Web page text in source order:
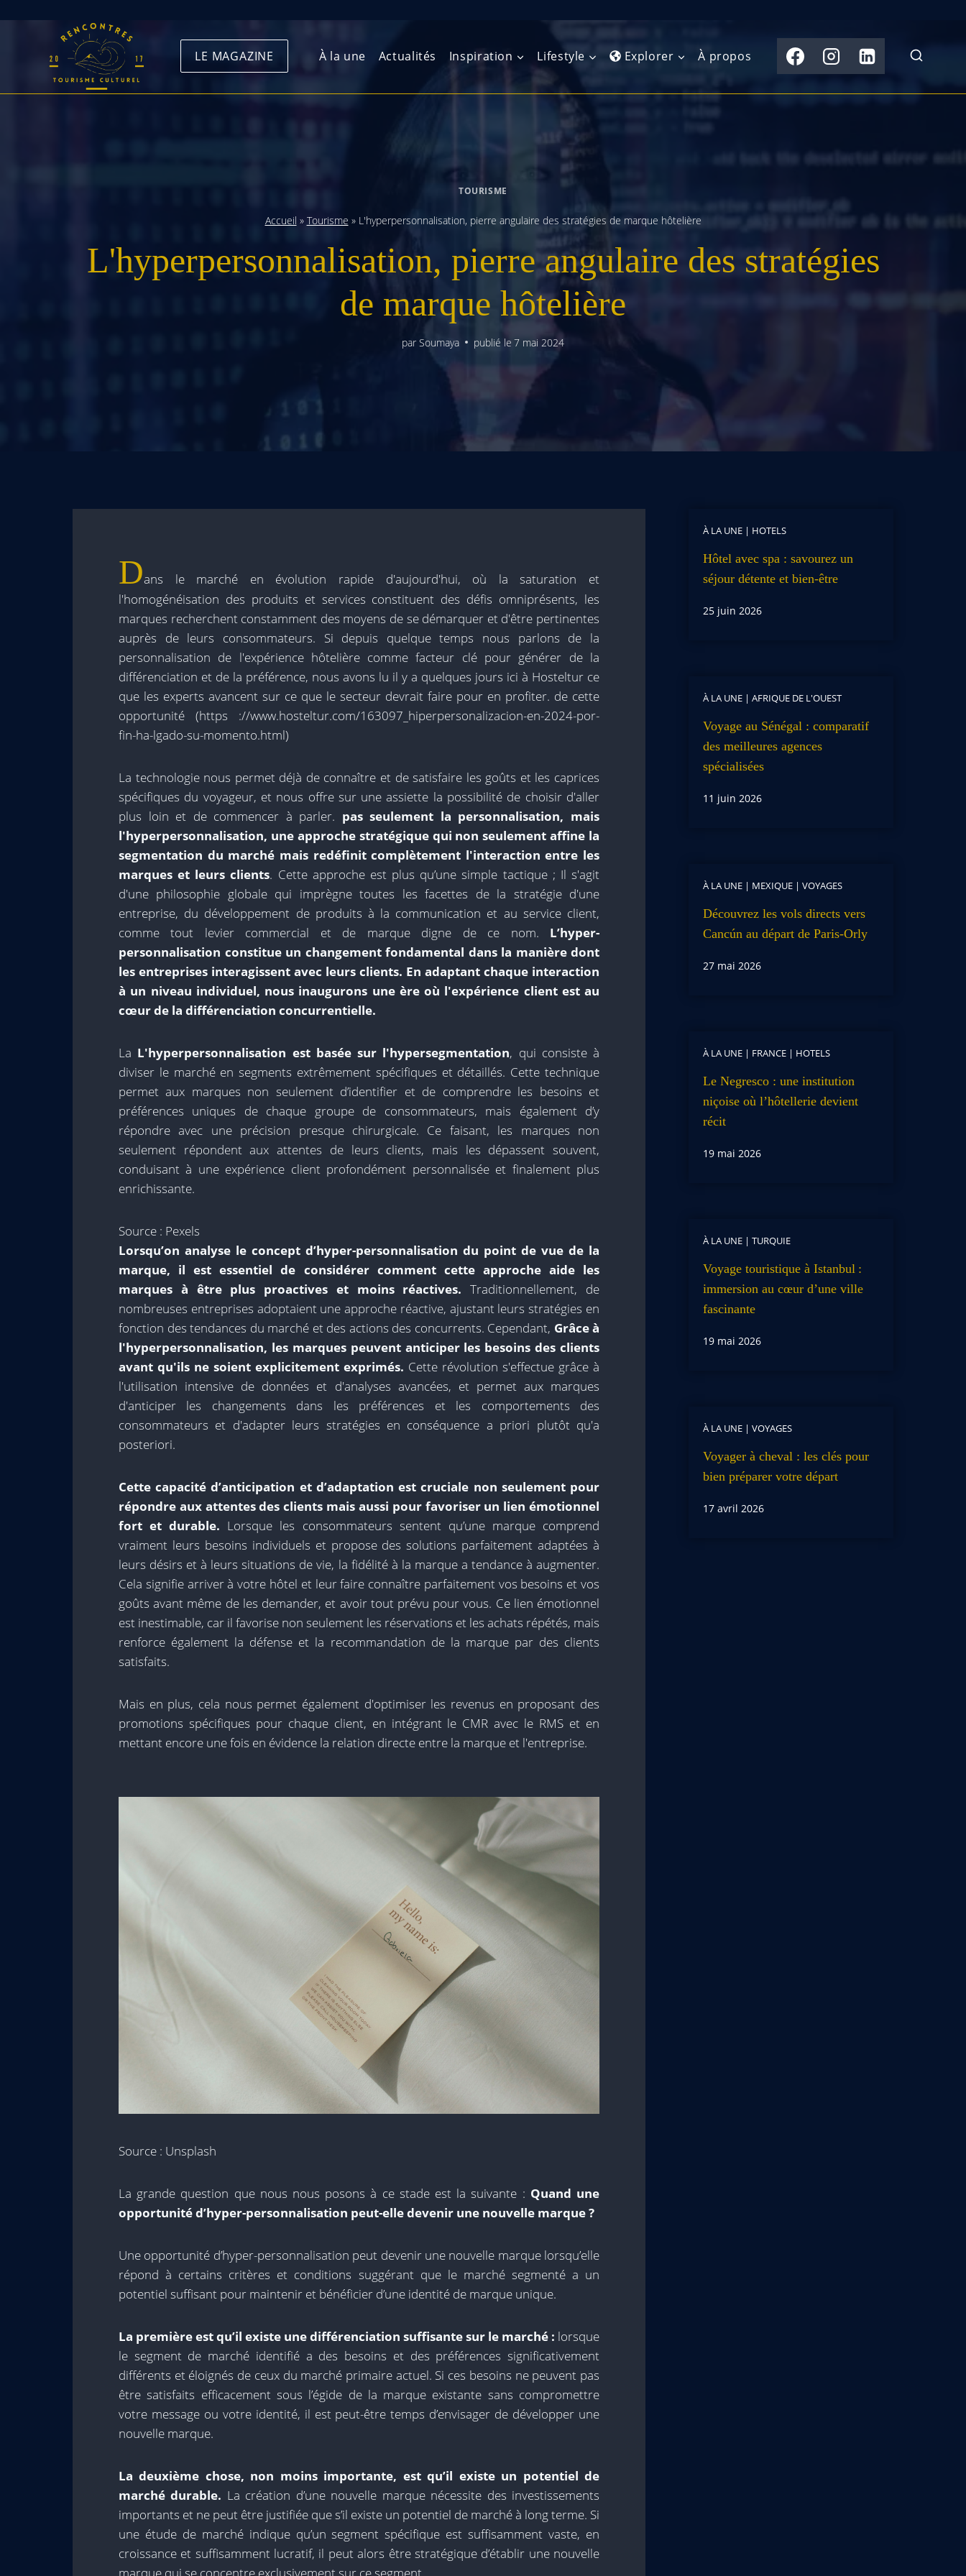
LE MAGAZINE À la une Actualités Inspiration Lifestyle Explorer
Balkans
Amérique du Nord
Amérique centrale
Amérique du Sud
Afrique de l’Est
Afrique australe Asie du Sud-Est
À propos
TOURISME
Accueil » Tourisme » L'hyperpersonnalisation, pierre angulaire des stratégies de marque hôtelière
L'hyperpersonnalisation, pierre angulaire des stratégies
de marque hôtelière
par Soumaya publié le 7 mai 2024
Dans le marché en évolution rapide d'aujourd'hui, où la saturation et
l'homogénéisation des produits et services constituent des défis omniprésents, les
marques recherchent constamment des moyens de se démarquer et d'être pertinentes
auprès de leurs consommateurs. Si depuis quelque temps nous parlons de la
personnalisation de l'expérience hôtelière comme facteur clé pour générer de la
différenciation et de la préférence, nous avons lu il y a quelques jours ici à Hosteltur ce
que les experts avancent sur ce que le secteur devrait faire pour en profiter. de cette
opportunité (https ://www.hosteltur.com/163097_hiperpersonalizacion-en-2024-por-
fin-ha-lgado-su-momento.html)
La technologie nous permet déjà de connaître et de satisfaire les goûts et les caprices
spécifiques du voyageur, et nous offre sur une assiette la possibilité de choisir d'aller
plus loin et de commencer à parler. pas seulement la personnalisation, mais
l'hyperpersonnalisation, une approche stratégique qui non seulement affine la
segmentation du marché mais redéfinit complètement l'interaction entre les
marques et leurs clients. Cette approche est plus qu’une simple tactique ; Il s'agit
d'une philosophie globale qui imprègne toutes les facettes de la stratégie d'une
entreprise, du développement de produits à la communication et au service client,
comme tout levier commercial et de marque digne de ce nom. L’hyper-
personnalisation constitue un changement fondamental dans la manière dont
les entreprises interagissent avec leurs clients. En adaptant chaque interaction
à un niveau individuel, nous inaugurons une ère où l'expérience client est au
cœur de la différenciation concurrentielle.
La L'hyperpersonnalisation est basée sur l'hypersegmentation, qui consiste à
diviser le marché en segments extrêmement spécifiques et détaillés. Cette technique
permet aux marques non seulement d’identifier et de comprendre les besoins et
préférences uniques de chaque groupe de consommateurs, mais également d’y
répondre avec une précision presque chirurgicale. Ce faisant, les marques non
seulement répondent aux attentes de leurs clients, mais les dépassent souvent,
conduisant à une expérience client profondément personnalisée et finalement plus
enrichissante.
Source : Pexels
Lorsqu’on analyse le concept d’hyper-personnalisation du point de vue de la
marque, il est essentiel de considérer comment cette approche aide les
marques à être plus proactives et moins réactives. Traditionnellement, de
nombreuses entreprises adoptaient une approche réactive, ajustant leurs stratégies en
fonction des tendances du marché et des actions des concurrents. Cependant, Grâce à
l'hyperpersonnalisation, les marques peuvent anticiper les besoins des clients
avant qu'ils ne soient explicitement exprimés. Cette révolution s'effectue grâce à
l'utilisation intensive de données et d'analyses avancées, et permet aux marques
d'anticiper les changements dans les préférences et les comportements des
consommateurs et d'adapter leurs stratégies en conséquence a priori plutôt qu'a
posteriori.
Cette capacité d’anticipation et d’adaptation est cruciale non seulement pour
répondre aux attentes des clients mais aussi pour favoriser un lien émotionnel
fort et durable. Lorsque les consommateurs sentent qu’une marque comprend
vraiment leurs besoins individuels et propose des solutions parfaitement adaptées à
leurs désirs et à leurs situations de vie, la fidélité à la marque a tendance à augmenter.
Cela signifie arriver à votre hôtel et leur faire connaître parfaitement vos besoins et vos
goûts avant même de les demander, et avoir tout prévu pour vous. Ce lien émotionnel
est inestimable, car il favorise non seulement les réservations et les achats répétés, mais
renforce également la défense et la recommandation de la marque par des clients
satisfaits.
Mais en plus, cela nous permet également d'optimiser les revenus en proposant des
promotions spécifiques pour chaque client, en intégrant le CMR avec le RMS et en
mettant encore une fois en évidence la relation directe entre la marque et l'entreprise.
Source : Unsplash
La grande question que nous nous posons à ce stade est la suivante : Quand une
opportunité d’hyper-personnalisation peut-elle devenir une nouvelle marque ?
Une opportunité d’hyper-personnalisation peut devenir une nouvelle marque lorsqu’elle
répond à certains critères et conditions suggérant que le marché segmenté a un
potentiel suffisant pour maintenir et bénéficier d’une identité de marque unique.
La première est qu’il existe une différenciation suffisante sur le marché : lorsque
le segment de marché identifié a des besoins et des préférences significativement
différents et éloignés de ceux du marché primaire actuel. Si ces besoins ne peuvent pas
être satisfaits efficacement sous l’égide de la marque existante sans compromettre
votre message ou votre identité, il est peut-être temps d’envisager de développer une
nouvelle marque.
La deuxième chose, non moins importante, est qu’il existe un potentiel de
marché durable. La création d’une nouvelle marque nécessite des investissements
importants et ne peut être justifiée que s’il existe un potentiel de marché à long terme. Si
une étude de marché indique qu’un segment spécifique est suffisamment vaste, en
croissance et suffisamment lucratif, il peut alors être stratégique d’établir une nouvelle
marque qui se concentre exclusivement sur ce segment.
À LA UNE| HOTELS
Hôtel avec spa : savourez un
séjour détente et bien-être
25 juin 2026
À LA UNE| AFRIQUE DE L'OUEST
Voyage au Sénégal : comparatif
des meilleures agences
spécialisées
11 juin 2026
À LA UNE| MEXIQUE| VOYAGES
Découvrez les vols directs vers
Cancún au départ de Paris-Orly
27 mai 2026
À LA UNE| FRANCE| HOTELS
Le Negresco : une institution
niçoise où l’hôtellerie devient
récit
19 mai 2026
À LA UNE| TURQUIE
Voyage touristique à Istanbul :
immersion au cœur d’une ville
fascinante
19 mai 2026
À LA UNE| VOYAGES
Voyager à cheval : les clés pour
bien préparer votre départ
17 avril 2026